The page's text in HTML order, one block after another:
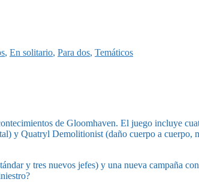
, En solitario, Para dos, Temáticos
de Gloomhaven. El juego incluye
y Quatryl Demolitionist (daño cuerpo a cuerpo,
y tres nuevos jefes) y una nueva campaña